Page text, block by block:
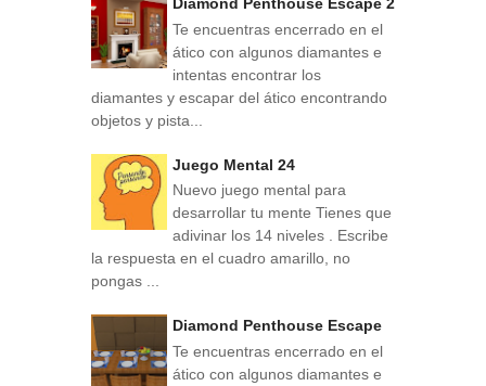
Diamond Penthouse Escape 2
Te encuentras encerrado en el
ático con algunos diamantes e
intentas encontrar los
diamantes y escapar del ático encontrando
objetos y pista...
Juego Mental 24
Nuevo juego mental para
desarrollar tu mente Tienes que
adivinar los 14 niveles . Escribe
la respuesta en el cuadro amarillo, no
pongas ...
Diamond Penthouse Escape
Te encuentras encerrado en el
ático con algunos diamantes e